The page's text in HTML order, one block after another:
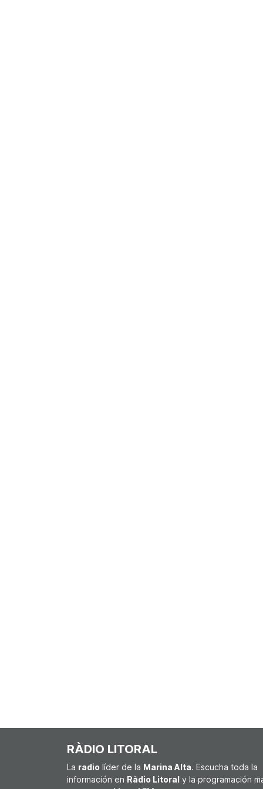
RÀDIO LITORAL
La radio líder de la Marina Alta. Escucha toda la
información en Ràdio Litoral y la programación